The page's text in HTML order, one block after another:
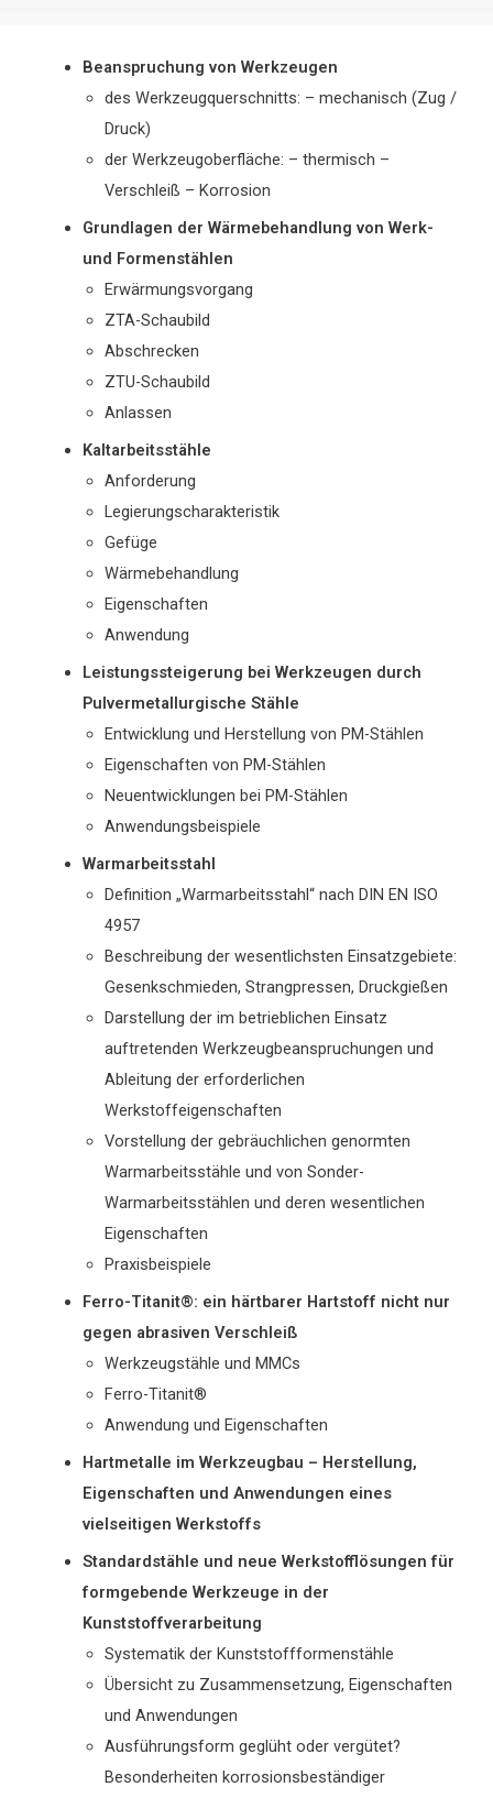
Beanspruchung von Werkzeugen
des Werkzeugquerschnitts: – mechanisch (Zug /
Druck)
der Werkzeugoberfläche: – thermisch –
Verschleiß – Korrosion
Grundlagen der Wärmebehandlung von Werk-
und Formenstählen
Erwärmungsvorgang
ZTA-Schaubild
Abschrecken
ZTU-Schaubild
Anlassen
Kaltarbeitsstähle
Anforderung
Legierungscharakteristik
Gefüge
Wärmebehandlung
Eigenschaften
Anwendung
Leistungssteigerung bei Werkzeugen durch
Pulvermetallurgische Stähle
Entwicklung und Herstellung von PM-Stählen
Eigenschaften von PM-Stählen
Neuentwicklungen bei PM-Stählen
Anwendungsbeispiele
Warmarbeitsstahl
Definition „Warmarbeitsstahl“ nach DIN EN ISO
4957
Beschreibung der wesentlichsten Einsatzgebiete:
Gesenkschmieden, Strangpressen, Druckgießen
Darstellung der im betrieblichen Einsatz
auftretenden Werkzeugbeanspruchungen und
Ableitung der erforderlichen
Werkstoffeigenschaften
Vorstellung der gebräuchlichen genormten
Warmarbeitsstähle und von Sonder-
Warmarbeitsstählen und deren wesentlichen
Eigenschaften
Praxisbeispiele
Ferro-Titanit®: ein härtbarer Hartstoff nicht nur
gegen abrasiven Verschleiß
Werkzeugstähle und MMCs
Ferro-Titanit®
Anwendung und Eigenschaften
Hartmetalle im Werkzeugbau – Herstellung,
Eigenschaften und Anwendungen eines
vielseitigen Werkstoffs
Standardstähle und neue Werkstofflösungen für
formgebende Werkzeuge in der
Kunststoffverarbeitung
Systematik der Kunststoffformenstähle
Übersicht zu Zusammensetzung, Eigenschaften
und Anwendungen
Ausführungsform geglüht oder vergütet?
Besonderheiten korrosionsbeständiger